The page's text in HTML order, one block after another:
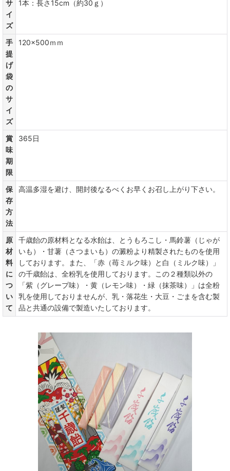
サ
イ
ズ
1本：長さ15cm（約30ｇ）
手
提
げ
袋
の
サ
イ
ズ
120×500ｍｍ
賞
味
期
限
365日
保
存
方
法
高温多湿を避け、開封後なるべくお早くお召し上がり下さい。
原
材
料
に
つ
い
て
千歳飴の原材料となる水飴は、とうもろこし・馬鈴薯（じゃが
いも）・甘薯（さつまいも）の澱粉より精製されたものを使用
しております。また、「赤（苺ミルク味）と白（ミルク味）」
の千歳飴は、全粉乳を使用しております。この２種類以外の
「紫（グレープ味）・黄（レモン味）・緑（抹茶味）」は全粉
乳を使用しておりませんが、乳・落花生・大豆・ごまを含む製
品と共通の設備で製造いたしております。